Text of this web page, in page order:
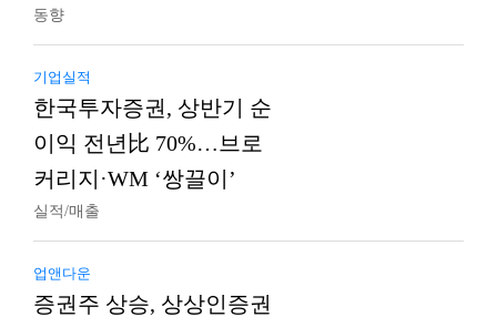
동향
기업실적
한국투자증권, 상반기 순
이익 전년比 70%…브로
커리지·WM ‘쌍끌이’
실적/매출
업앤다운
증권주 상승, 상상인증권